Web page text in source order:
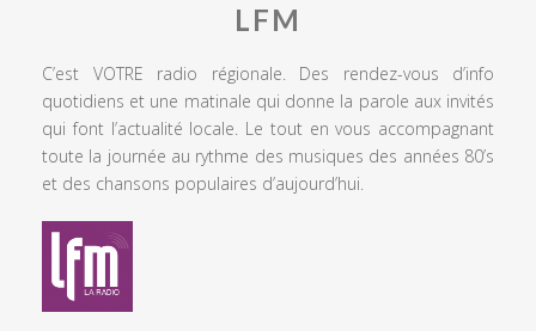
LFM
C’est VOTRE radio régionale. Des rendez-vous d’info
quotidiens et une matinale qui donne la parole aux invités
qui font l’actualité locale. Le tout en vous accompagnant
toute la journée au rythme des musiques des années 80’s
et des chansons populaires d’aujourd’hui.